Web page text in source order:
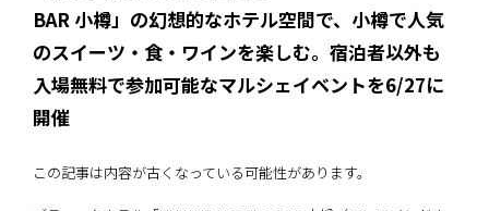
BAR 小樽」の幻想的なホテル空間で、小樽で人気
のスイーツ・食・ワインを楽しむ。宿泊者以外も
入場無料で参加可能なマルシェイベントを6/27に
開催
この記事は内容が古くなっている可能性があります。